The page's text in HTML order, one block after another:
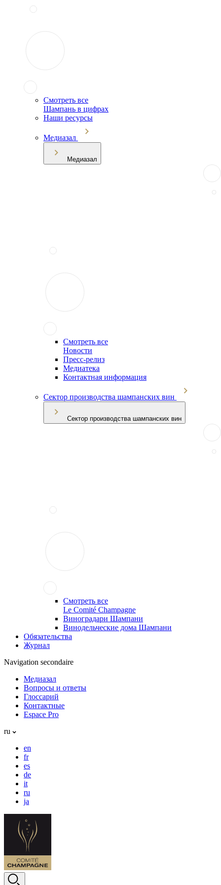
Смотреть все
Шампань в цифрах
Наши ресурсы
Медиазал
Медиазал
Смотреть все
Новости
Пресс-релиз
Медиатека
Контактная информация
Сектор производства шампанских вин
Сектор производства шампанских вин
Смотреть все
Le Comité Champagne
Виноградари Шампани
Винодельческие дома Шампани
Обязательства
Журнал
Navigation secondaire
Медиазал
Вопросы и ответы
Глоссарий
Контактные
Espace Pro
ru
en
fr
es
de
it
ru
ja